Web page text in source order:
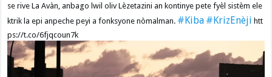
se rive La Avàn, anbago lwil oliv Lèzetazini an kontinye pete fyèl sistèm ele
ktrik la epi anpeche peyi a fonksyone nòmalman. #Kiba #KrizEnèji htt
ps://t.co/6fjqcoun7k